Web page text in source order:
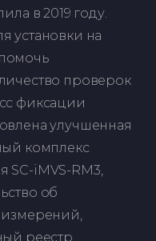
в 2019 году.
установки на
проверок
фиксации
улучшенная
комплекс
SC-iMVS-RM3,
об
измерений,
реестр.